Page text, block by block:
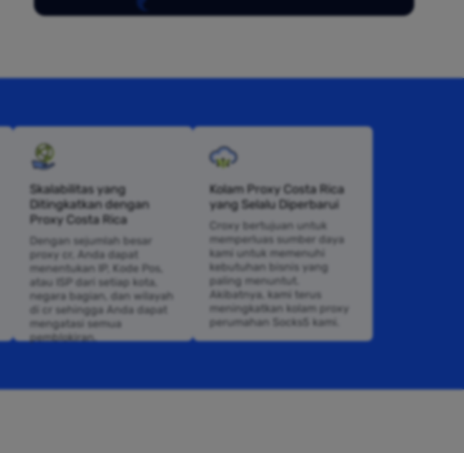
Skalabilitas yang
Ditingkatkan dengan
Proxy Costa Rica
Dengan sejumlah besar
proxy cr, Anda dapat
menentukan IP, Kode Pos,
atau ISP dari setiap kota,
negara bagian, dan wilayah
di cr sehingga Anda dapat
mengatasi semua
pemblokiran.
Kolam Proxy Costa Rica
yang Selalu Diperbarui
Croxy bertujuan untuk
memperluas sumber daya
kami untuk memenuhi
kebutuhan bisnis yang
paling menuntut.
Akibatnya, kami terus
meningkatkan kolam proxy
perumahan Socks5 kami.